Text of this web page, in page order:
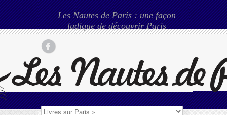
Les Nautes de Paris : une façon
ludique de découvrir Paris